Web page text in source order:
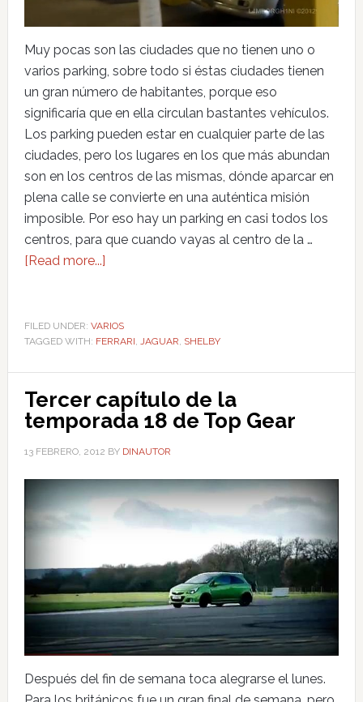
Muy pocas son las ciudades que no tienen uno o
varios parking, sobre todo si éstas ciudades tienen
un gran número de habitantes, porque eso
significaría que en ella circulan bastantes vehículos.
Los parking pueden estar en cualquier parte de las
ciudades, pero los lugares en los que más abundan
son en los centros de las mismas, dónde aparcar en
plena calle se convierte en una auténtica misión
imposible. Por eso hay un parking en casi todos los
centros, para que cuando vayas al centro de la …
[Read more...]
FILED UNDER: VARIOS
TAGGED WITH: FERRARI, JAGUAR, SHELBY
Tercer capítulo de la
temporada 18 de Top Gear
13 FEBRERO, 2012 BY DINAUTOR
Después del fin de semana toca alegrarse el lunes.